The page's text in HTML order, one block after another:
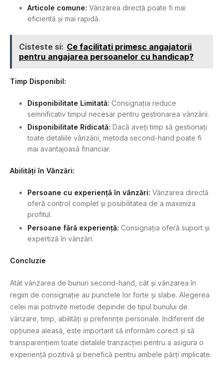
Articole comune: Vânzarea directă poate fi mai
eficientă și mai rapidă.
Cisteste si: Ce facilitati primesc angajatorii
pentru angajarea persoanelor cu handicap?
Timp Disponibil:
Disponibilitate Limitată: Consignația reduce
semnificativ timpul necesar pentru gestionarea vânzării.
Disponibilitate Ridicată: Dacă aveți timp să gestionați
toate detaliile vânzării, metoda second-hand poate fi
mai avantajoasă financiar.
Abilități în Vânzări:
Persoane cu experiență în vânzări: Vânzarea directă
oferă control complet și posibilitatea de a maximiza
profitul.
Persoane fără experiență: Consignația oferă suport și
expertiză în vânzări.
Concluzie
Atât vânzarea de bunuri second-hand, cât și vânzarea în
regim de consignație au punctele lor forte și slabe. Alegerea
celei mai potrivite metode depinde de tipul bunului de
vânzare, timp, abilități și preferințe personale. Indiferent de
opțiunea aleasă, este important să informăm corect și să
transparențiem toate detaliile tranzacției pentru a asigura o
experiență pozitivă și benefică pentru ambele părți implicate.